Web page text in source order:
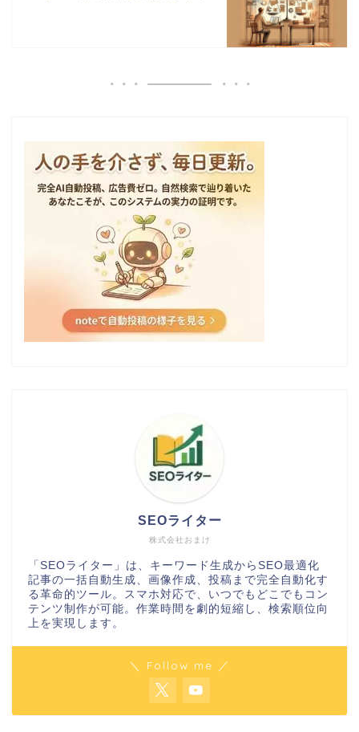
株式会社おまけ
SEOライター
「SEOライター」は、キーワード生成からSEO最適化
記事の一括自動生成、画像作成、投稿まで完全自動化す
る革命的ツール。スマホ対応で、いつでもどこでもコン
テンツ制作が可能。作業時間を劇的短縮し、検索順位向
上を実現します。
＼ Follow me ／